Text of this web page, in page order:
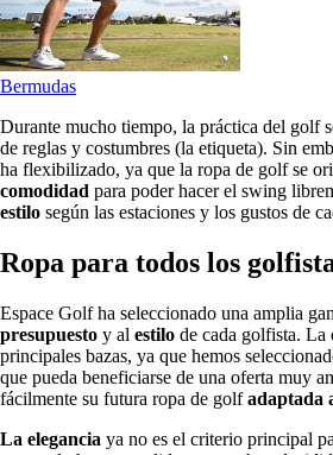
Bermudas
Durante mucho tiempo, la práctica del golf
de reglas y costumbres (la etiqueta). Sin
ha flexibilizado, ya que la ropa de golf se
comodidad para poder hacer el swing
estilo según las estaciones y los gustos de
Ropa para todos los
Espace Golf ha seleccionado una amplia
presupuesto y al estilo de cada golfista. La
principales bazas, ya que hemos
que pueda beneficiarse de una oferta muy
fácilmente su futura ropa de golfadaptada
La elegancia ya no es el criterio principal